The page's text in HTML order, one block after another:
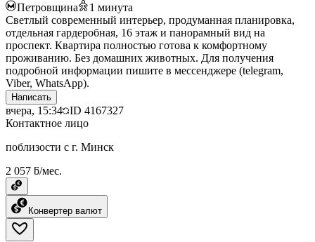
Петровщина 1 минута
Светлый современный интерьер, продуманная планировка,
отдельная гардеробная, 16 этаж и панорамный вид на
проспект. Квартира полностью готова к комфортному
проживанию. Без домашних животных. Для получения
подробной информации пишите в мессенджере (telegram,
Viber, WhatsApp).
Написать
вчера, 15:34 ID 4167327
Контактное лицо
поблизости с г. Минск
2 057 ƃ/мес.
Конвертер валют